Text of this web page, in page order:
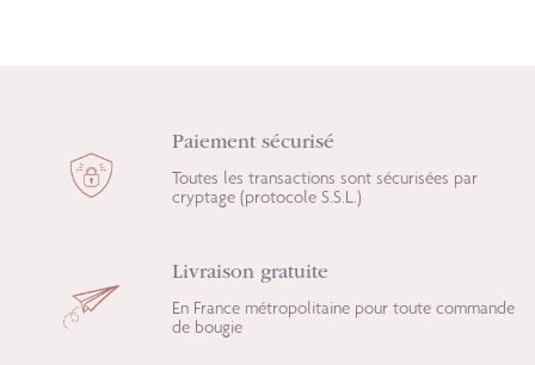
Paiement sécurisé
Toutes les transactions sont sécurisées par
cryptage (protocole S.S.L.)
Livraison gratuite
En France métropolitaine pour toute commande
de bougie